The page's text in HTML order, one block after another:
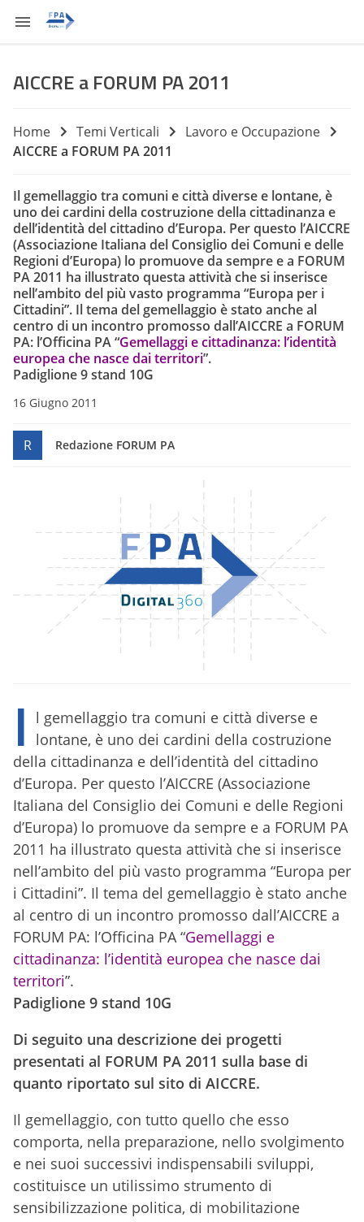
AICCRE a FORUM PA 2011
Home Temi Verticali
Lavoro e Occupazione
AICCRE a FORUM PA 2011
Il gemellaggio tra comuni e città diverse e lontane, è
uno dei cardini della costruzione della cittadinanza e
dell’identità del cittadino d’Europa. Per questo l’AICCRE
(Associazione Italiana del Consiglio dei Comuni e delle
Regioni d’Europa) lo promuove da sempre e a FORUM
PA 2011 ha illustrato questa attività che si inserisce
nell’ambito del più vasto programma “Europa per i
Cittadini”. Il tema del gemellaggio è stato anche al
centro di un incontro promosso dall’AICCRE a FORUM
PA: l’Officina PA “Gemellaggi e cittadinanza: l’identità
europea che nasce dai territori”.
Padiglione 9 stand 10G
16 Giugno 2011
R Redazione FORUM PA
I
l gemellaggio tra comuni e città diverse e
lontane, è uno dei cardini della costruzione
della cittadinanza e dell’identità del cittadino
d’Europa. Per questo l’AICCRE (Associazione
Italiana del Consiglio dei Comuni e delle Regioni
d’Europa) lo promuove da sempre e a FORUM PA
2011 ha illustrato questa attività che si inserisce
nell’ambito del più vasto programma “Europa per
i Cittadini”. Il tema del gemellaggio è stato anche
al centro di un incontro promosso dall’AICCRE a
FORUM PA: l’Officina PA “Gemellaggi e
cittadinanza: l’identità europea che nasce dai
territori”.
Padiglione 9 stand 10G
Di seguito una descrizione dei progetti
presentati al FORUM PA 2011 sulla base di
quanto riportato sul sito di AICCRE.
Il gemellaggio, con tutto quello che esso
comporta, nella preparazione, nello svolgimento
e nei suoi successivi indispensabili sviluppi,
costituisce un utilissimo strumento di
sensibilizzazione politica, di mobilitazione